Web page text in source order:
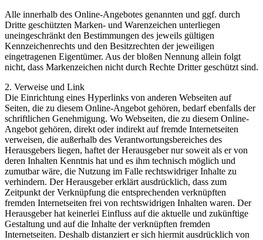
Alle innerhalb des Online-Angebotes genannten und ggf. durch
Dritte geschützten Marken- und Warenzeichen unterliegen
uneingeschränkt den Bestimmungen des jeweils gültigen
Kennzeichenrechts und den Besitzrechten der jeweiligen
eingetragenen Eigentümer. Aus der bloßen Nennung allein folgt
nicht, dass Markenzeichen nicht durch Rechte Dritter geschützt sind.
2. Verweise und Link
Die Einrichtung eines Hyperlinks von anderen Webseiten auf
Seiten, die zu diesem Online-Angebot gehören, bedarf ebenfalls der
schriftlichen Genehmigung. Wo Webseiten, die zu diesem Online-
Angebot gehören, direkt oder indirekt auf fremde Internetseiten
verweisen, die außerhalb des Verantwortungsbereiches des
Herausgebers liegen, haftet der Herausgeber nur soweit als er von
deren Inhalten Kenntnis hat und es ihm technisch möglich und
zumutbar wäre, die Nutzung im Falle rechtswidriger Inhalte zu
verhindern. Der Herausgeber erklärt ausdrücklich, dass zum
Zeitpunkt der Verknüpfung die entsprechenden verknüpften
fremden Internetseiten frei von rechtswidrigen Inhalten waren. Der
Herausgeber hat keinerlei Einfluss auf die aktuelle und zukünftige
Gestaltung und auf die Inhalte der verknüpften fremden
Internetseiten. Deshalb distanziert er sich hiermit ausdrücklich von